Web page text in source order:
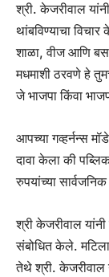
श्री. केजरीवाल
थांबविण्याचा
शाळा, वीज आणि बस
मधमाशी ठरवणे हे
जे भाजपा किंवा
आपच्या गव्हर्नन्स
दावा केला की
रुपयांच्या
श्री केजरीवाल
संबोधित केले.
तेथे श्री. केजरीवाल